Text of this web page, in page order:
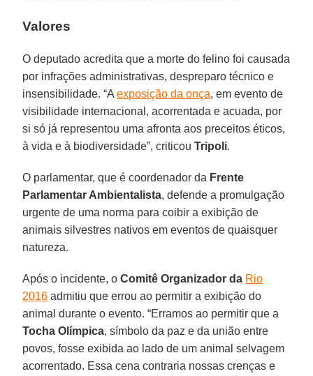
Valores
O deputado acredita que a morte do felino foi causada
por infrações administrativas, despreparo técnico e
insensibilidade. “Aexposição da onça, em evento de
visibilidade internacional, acorrentada e acuada, por
si só já representou uma afronta aos preceitos éticos,
à vida e à biodiversidade”, criticouTripoli.
O parlamentar, que é coordenador da Frente
Parlamentar Ambientalista, defende a promulgação
urgente de uma norma para coibir a exibição de
animais silvestres nativos em eventos de quaisquer
natureza.
Após o incidente, oComitê Organizador da Rio
2016 admitiu que errou ao permitir a exibição do
animal durante o evento. “Erramos ao permitir que a
Tocha Olímpica, símbolo da paz e da união entre
povos, fosse exibida ao lado de um animal selvagem
acorrentado. Essa cena contraria nossas crenças e